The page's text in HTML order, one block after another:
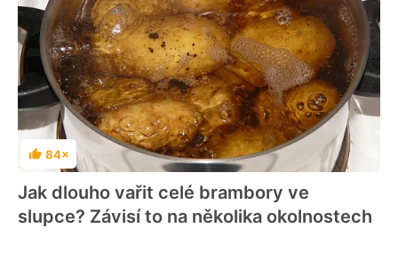
Hodnocení
84×
Jak dlouho vařit celé brambory ve
slupce? Závisí to na několika okolnostech